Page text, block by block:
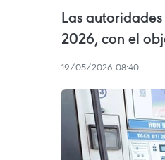
Las
2026, con el
19/05/2026 08:40